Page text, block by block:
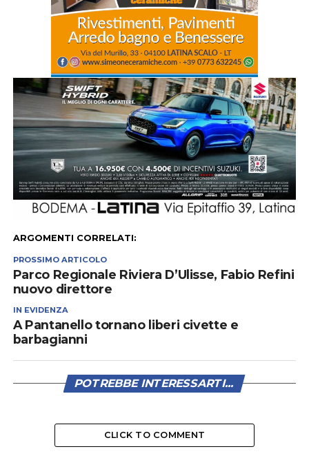
ARGOMENTI CORRELATI:
PROSSIMO ARTICOLO
Parco Regionale Riviera D’Ulisse, Fabio Refini
nuovo direttore
IN EVIDENZA
A Pantanello tornano liberi civette e
barbagianni
POTREBBE INTERESSARTI...
CLICK TO COMMENT